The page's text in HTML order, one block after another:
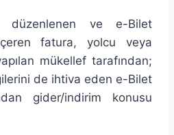
düzenlenen ve e-Bilet
fatura, yolcu veya
mükellef tarafından;
de ihtiva eden e-Bilet
gider/indirim konusu